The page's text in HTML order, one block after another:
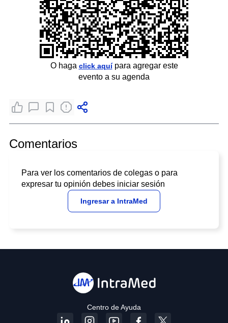
O haga click aquípara agregar este
evento a su agenda
Comentarios
Para ver los comentarios de colegas o para
expresar tu opinión debes iniciar sesión
Ingresar a IntraMed
Centro de Ayuda